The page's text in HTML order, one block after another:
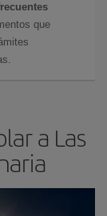
que
a Las